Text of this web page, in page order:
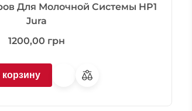
Для Молочной Системы HP1
Jura
1200,00 грн
корзину